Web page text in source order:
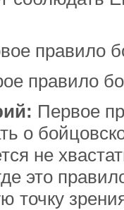
правило
правило
Первое
о
не
это
точку